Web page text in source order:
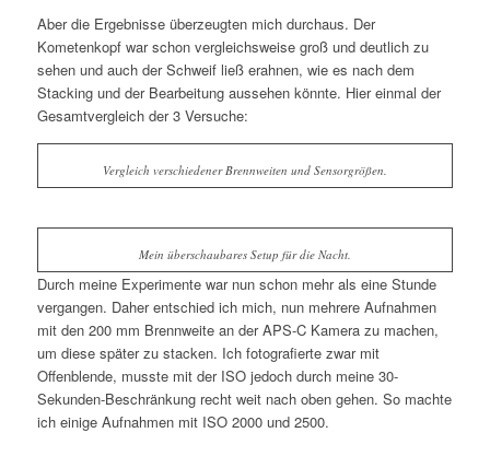
Aber die Ergebnisse überzeugten mich durchaus. Der
Kometenkopf war schon vergleichsweise groß und deutlich zu
sehen und auch der Schweif ließ erahnen, wie es nach dem
Stacking und der Bearbeitung aussehen könnte. Hier einmal der
Gesamtvergleich der 3 Versuche:
Vergleich verschiedener Brennweiten und Sensorgrößen.
Mein überschaubares Setup für die Nacht.
Durch meine Experimente war nun schon mehr als eine Stunde
vergangen. Daher entschied ich mich, nun mehrere Aufnahmen
mit den 200 mm Brennweite an der APS-C Kamera zu machen,
um diese später zu stacken. Ich fotografierte zwar mit
Offenblende, musste mit der ISO jedoch durch meine 30-
Sekunden-Beschränkung recht weit nach oben gehen. So machte
ich einige Aufnahmen mit ISO 2000 und 2500.